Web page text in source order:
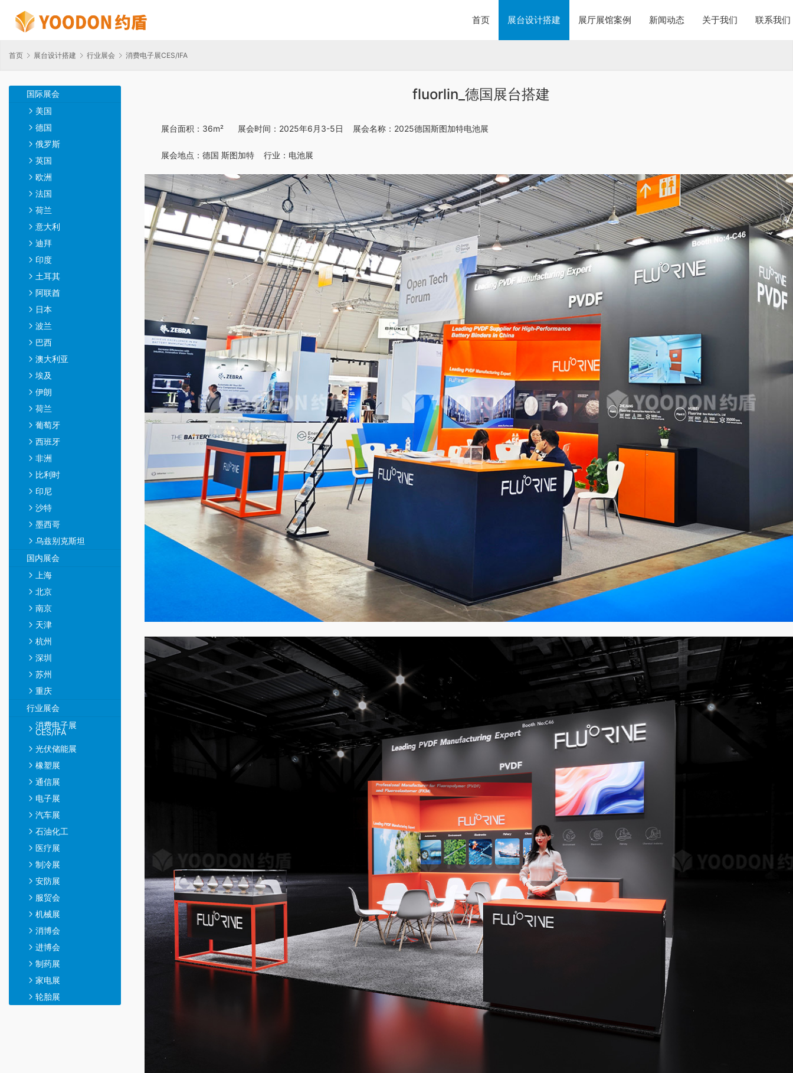
首页 展台设计搭建 展厅展馆案例 新闻动态 关于我们 联系我们
首页 展台设计搭建 行业展会 消费电子展CES/IFA
国际展会
美国
德国
俄罗斯
英国
欧洲
法国
荷兰
意大利
迪拜
印度
土耳其
阿联酋
日本
波兰
巴西
澳大利亚
埃及
伊朗
荷兰
葡萄牙
西班牙
非洲
比利时
印尼
沙特
墨西哥
乌兹别克斯坦
国内展会
上海
北京
南京
天津
杭州
深圳
苏州
重庆
行业展会
消费电子展
CES/IFA
光伏储能展
橡塑展
通信展
电子展
汽车展
石油化工
医疗展
制冷展
安防展
服贸会
机械展
消博会
进博会
制药展
家电展
轮胎展
fluorlin_德国展台搭建
展台面积：36m²      展会时间：2025年6月3-5日    展会名称：2025德国斯图加特电池展
展会地点：德国 斯图加特    行业：电池展